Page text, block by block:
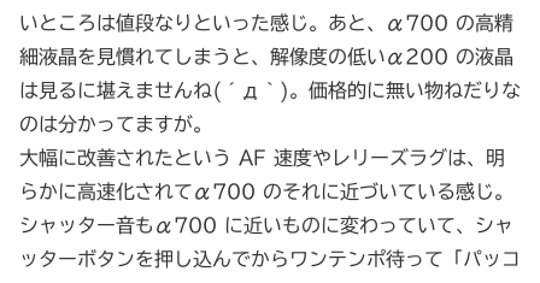
いところは値段なりといった感じ。あと、α700 の高精
細液晶を見慣れてしまうと、解像度の低いα200 の液晶
は見るに堪えませんね(´д｀)。価格的に無い物ねだりな
のは分かってますが。
大幅に改善されたという AF 速度やレリーズラグは、明
らかに高速化されてα700 のそれに近づいている感じ。
シャッター音もα700 に近いものに変わっていて、シャ
ッターボタンを押し込んでからワンテンポ待って「パッコ